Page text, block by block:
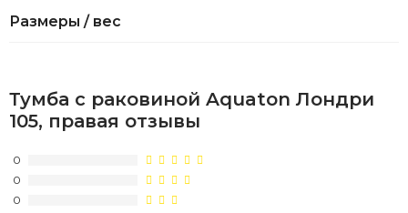
Размеры / вес
Тумба с раковиной Aquaton Лондри
105, правая отзывы
0
0
0